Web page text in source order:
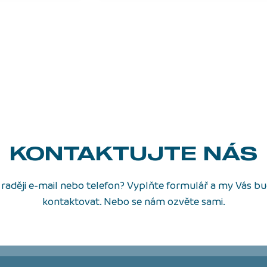
KONTAKTUJTE NÁS
e-mail nebo telefon? Vyplňte formulář a my Vás
kontaktovat. Nebo se nám ozvěte sami.